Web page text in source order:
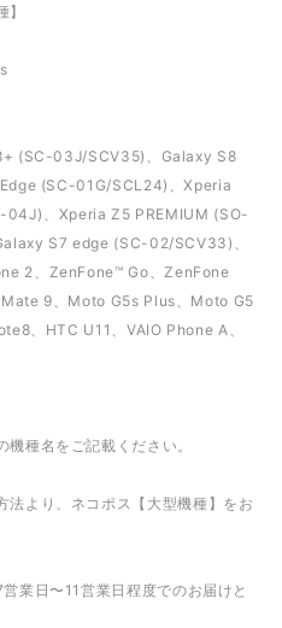
(SC-03J/SCV35)、Galaxy S8
(SC-01G/SCL24)、Xperia
04J)、Xperia Z5 PREMIUM (SO-
S7 edge (SC-02/SCV33)、
2、ZenFone™ Go、ZenFone
9、Moto G5s Plus、Moto G5
、HTC U11、VAIO Phone A、
種名をご記載ください。
法より、ネコポス【大型機種】をお
業日〜11営業日程度でのお届けと